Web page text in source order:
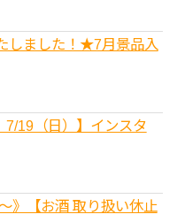
しました！★7月景品入
19（日）】インスタ
》【お酒 取り扱い休止